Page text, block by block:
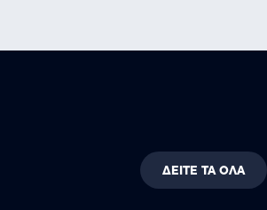
ΔΕΙΤΕ ΤΑ ΟΛΑ